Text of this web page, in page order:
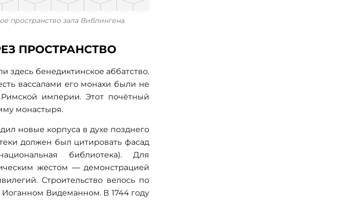
пространство зала Виблингена.
ПРОСТРАНСТВО
здесь бенедиктинское аббатство.
вассалами его монахи были не
империи. Этот почётный
монастыря.
новые корпуса в духе позднего
должен был цитировать фасад
библиотека). Для
жестом — демонстрацией
Строительство велось по
Видеманном. В 1744 году